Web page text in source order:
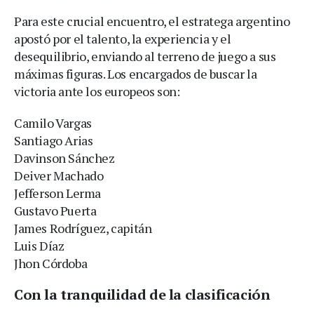
Para este crucial encuentro, el estratega argentino
apostó por el talento, la experiencia y el
desequilibrio, enviando al terreno de juego a sus
máximas figuras. Los encargados de buscar la
victoria ante los europeos son:
Camilo Vargas
Santiago Arias
Davinson Sánchez
Deiver Machado
Jefferson Lerma
Gustavo Puerta
James Rodríguez, capitán
Luis Díaz
Jhon Córdoba
Con la tranquilidad de la clasificación